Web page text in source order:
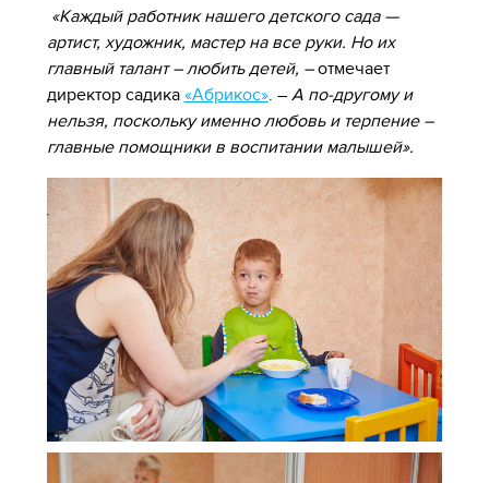
«Каждый работник нашего детского сада —
артист, художник, мастер на все руки. Но их
главный талант – любить детей, –отмечает
директор садика «Абрикос». – А по-другому и
нельзя, поскольку именно любовь и терпение –
главные помощники в воспитании малышей».